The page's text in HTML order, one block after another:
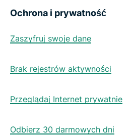
Ochrona i prywatność
Zaszyfruj swoje dane
Brak rejestrów aktywności
Przeglądaj Internet prywatnie
Odbierz 30 darmowych dni